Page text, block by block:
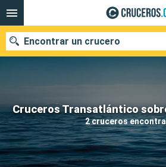
Cruceros Transatlántico
2 cruceros
Encontrar un crucero
Nuestros destinos
Fecha de salida
Puertos